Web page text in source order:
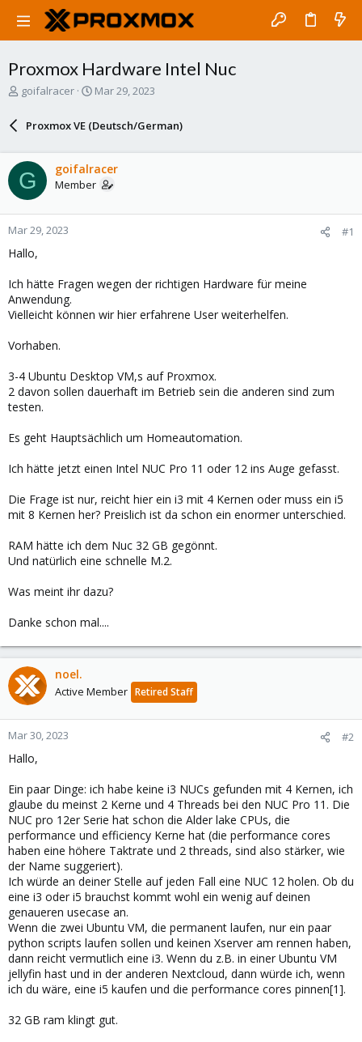
Proxmox Hardware Intel Nuc
T
d
s
t
t
e
goifalracer
S
a
r
a
Mar 29, 2023
Proxmox VE (Deutsch/German)
G goifalracer
Member
Mar 29, 2023 #1
Hallo,
Ich hätte Fragen wegen der richtigen Hardware für meine
Anwendung.
Vielleicht können wir hier erfahrene User weiterhelfen.
Vorhaben.
3-4 Ubuntu Desktop VM,s auf Proxmox.
2 davon sollen dauerhaft im Betrieb sein die anderen sind zum
testen.
Es geht Hauptsächlich um Homeautomation.
Ich hätte jetzt einen Intel NUC Pro 11 oder 12 ins Auge gefasst.
Die Frage ist nur, reicht hier ein i3 mit 4 Kernen oder muss ein i5
mit 8 Kernen her? Preislich ist da schon ein enormer unterschied.
RAM hätte ich dem Nuc 32 GB gegönnt.
Und natürlich eine schnelle M.2.
Was meint ihr dazu?
Danke schon mal....
noel.
Active Member Retired Staff
Mar 30, 2023 #2
Hallo,
Ein paar Dinge: ich habe keine i3 NUCs gefunden mit 4 Kernen, ich
glaube du meinst 2 Kerne und 4 Threads bei den NUC Pro 11. Die
NUC pro 12er Serie hat schon die Alder lake CPUs, die
performance und efficiency Kerne hat (die performance cores
haben eine höhere Taktrate und 2 threads, sind also stärker, wie
der Name suggeriert).
Ich würde an deiner Stelle auf jeden Fall eine NUC 12 holen. Ob du
eine i3 oder i5 brauchst kommt wohl ein wenig auf deinen
genaueren usecase an.
Wenn die zwei Ubuntu VM, die permanent laufen, nur ein paar
python scripts laufen sollen und keinen Xserver am rennen haben,
dann reicht vermutlich eine i3. Wenn du z.B. in einer Ubuntu VM
jellyfin hast und in der anderen Nextcloud, dann würde ich, wenn
ich du wäre, eine i5 kaufen und die performance cores pinnen[1].
32 GB ram klingt gut.